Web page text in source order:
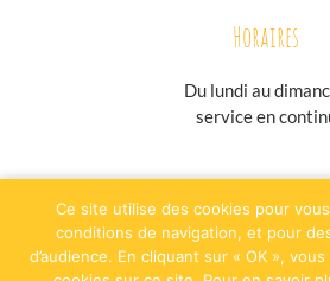
Horaires
Du lundi au
service en
Plan du site Mentions
Ce site utilise des cookies pour
conditions de navigation, et pour
d’audience. En cliquant sur « OK »,